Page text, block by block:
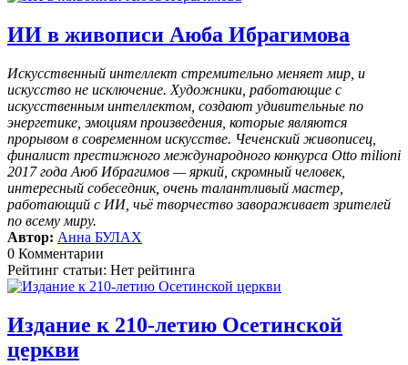
ИИ в живописи Аюба Ибрагимова
Искусственный интеллект стремительно меняет мир, и
искусство не исключение. Художники, работающие с
искусственным интеллектом, создают удивительные по
энергетике, эмоциям произведения, которые являются
прорывом в современном искусстве. Чеченский живописец,
финалист престижного международного конкурса Otto milioni
2017 года Аюб Ибрагимов — яркий, скромный человек,
интересный собеседник, очень талантливый мастер,
работающий с ИИ, чьё творчество завораживает зрителей
по всему миру.
Автор: Анна БУЛАХ
0 Комментарии
Рейтинг статьи: Нет рейтинга
Издание к 210-летию Осетинской
церкви